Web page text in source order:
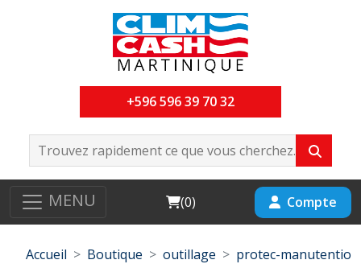
+596 596 39 70 32
MENU Cart
(0) Compte
Accueil Boutique outillage
protec-manutentio